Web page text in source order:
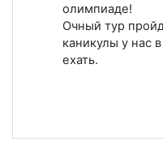
олимпиаде!
Очный тур
каникулы у нас
ехать.